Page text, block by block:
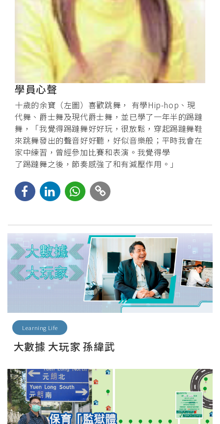
學員心聲
十歲的余寶（左圖）喜歡跳舞， 有學Hip-hop、現
代舞、爵士舞及現代爵士舞，並已學了一年半的踢躂
舞，「我覺得踢躂舞好好玩，很放鬆，穿起踢躂舞鞋
來跳舞發出的聲音好好聽，好似音樂般；平時我會在
家中練習，曾經參加比賽和表演。我覺得學
了踢躂舞之後，節奏感強了和有減壓作用。」
Learning Life
大數據 大玩家 孫緯武